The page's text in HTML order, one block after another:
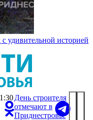
удивительной историей
День строителя
отмечают в
Приднестровье